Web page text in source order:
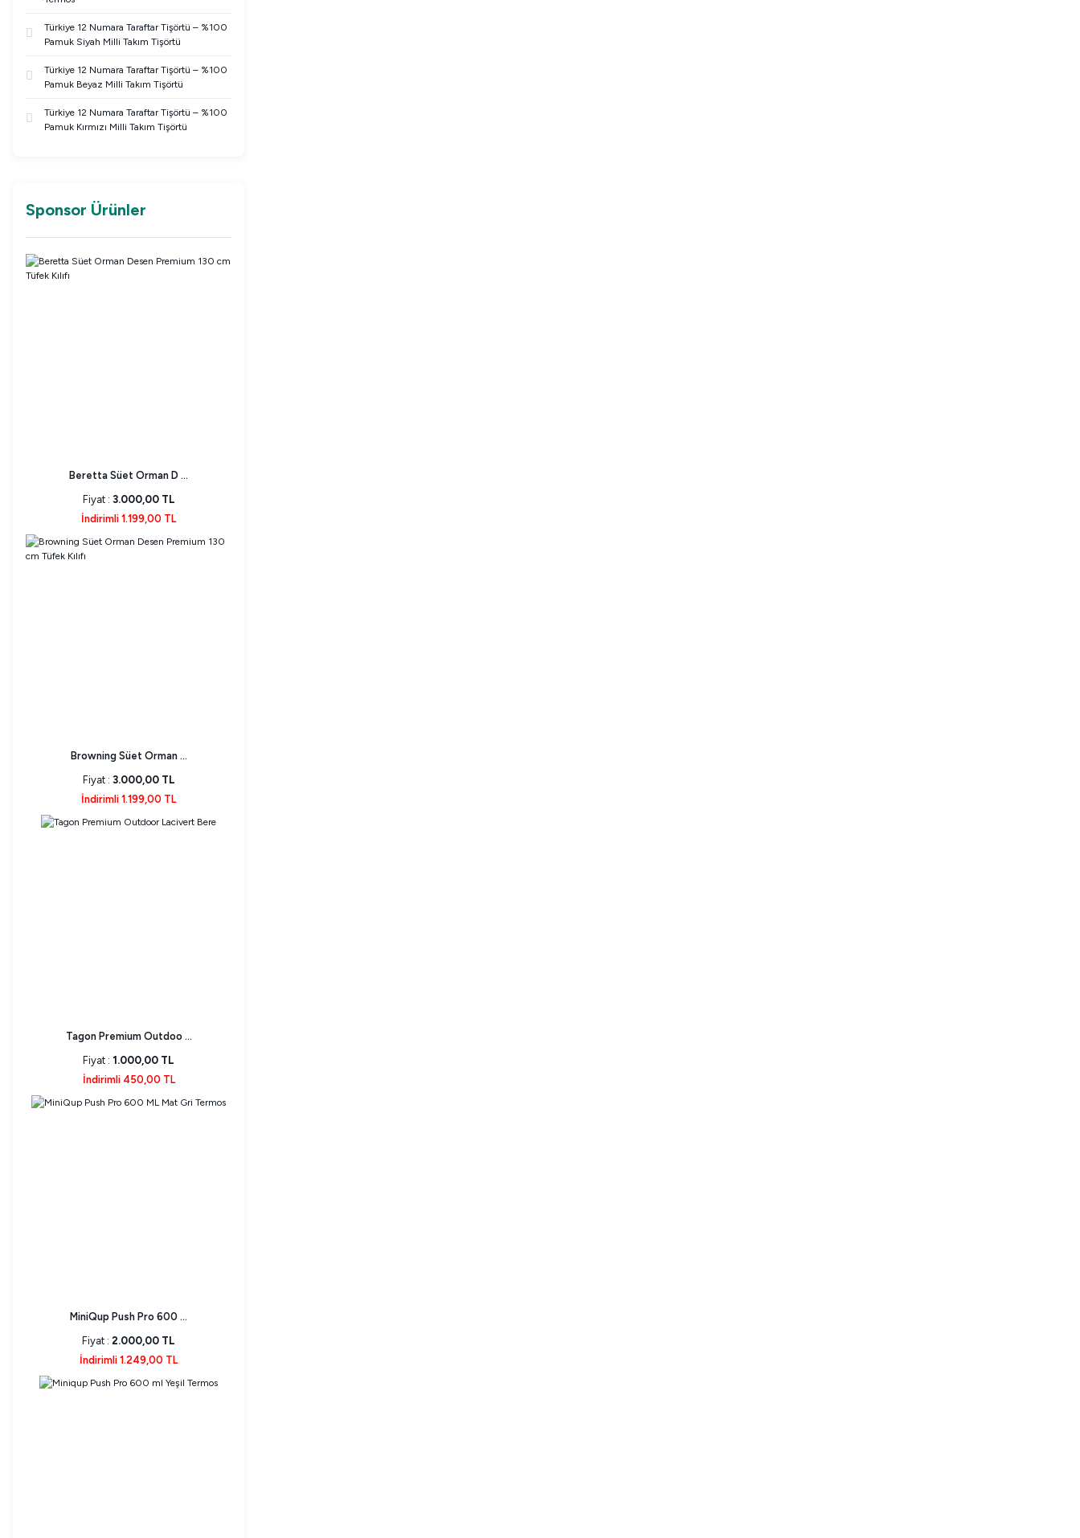
Türkiye 12 Numara Taraftar Tişörtü – %100
Pamuk Siyah Milli Takım Tişörtü
Türkiye 12 Numara Taraftar Tişörtü – %100
Pamuk Beyaz Milli Takım Tişörtü
Türkiye 12 Numara Taraftar Tişörtü – %100
Pamuk Kırmızı Milli Takım Tişörtü
Sponsor Ürünler
Beretta Süet Orman D ...
Fiyat : 3.000,00 TL
İndirimli 1.199,00 TL
Browning Süet Orman ...
Fiyat : 3.000,00 TL
İndirimli 1.199,00 TL
Tagon Premium Outdoo ...
Fiyat : 1.000,00 TL
İndirimli 450,00 TL
MiniQup Push Pro 600 ...
Fiyat : 2.000,00 TL
İndirimli 1.249,00 TL